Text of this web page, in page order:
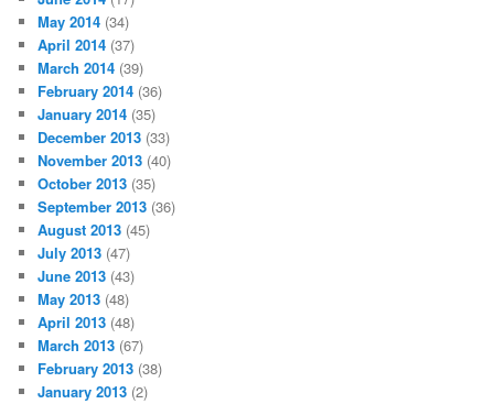
May 2014 (34)
April 2014 (37)
March 2014 (39)
February 2014 (36)
January 2014 (35)
December 2013 (33)
November 2013 (40)
October 2013 (35)
September 2013 (36)
August 2013 (45)
July 2013 (47)
June 2013 (43)
May 2013 (48)
April 2013 (48)
March 2013 (67)
February 2013 (38)
January 2013 (2)